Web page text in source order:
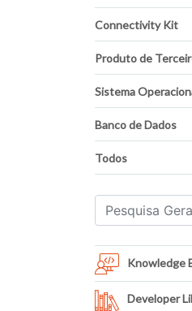
Connectivity Kit
Produto de
Sistema
Banco de Dados
Todos
Knowledge
Developer